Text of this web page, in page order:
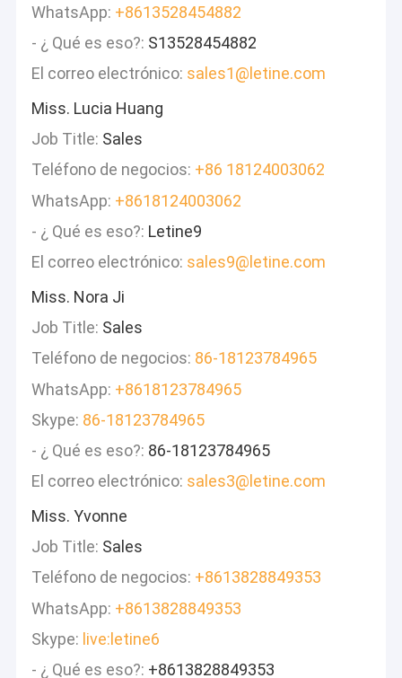
En casa
Productos
WhatsApp: +8613528454882
- ¿ Qué es eso?: S13528454882
El correo electrónico: sales1@letine.com
Miss. Lucia Huang
Job Title: Sales
Teléfono de negocios: +86 18124003062
WhatsApp: +8618124003062
- ¿ Qué es eso?: Letine9
El correo electrónico: sales9@letine.com
Miss. Nora Ji
Job Title: Sales
Teléfono de negocios: 86-18123784965
WhatsApp: +8618123784965
Skype: 86-18123784965
- ¿ Qué es eso?: 86-18123784965
El correo electrónico: sales3@letine.com
Miss. Yvonne
Job Title: Sales
Teléfono de negocios: +8613828849353
WhatsApp: +8613828849353
Skype: live:letine6
- ¿ Qué es eso?: +8613828849353
subsidiarias(También llamada " Leiqing technology co., Ltd)
fundada en 1998, se convirtió en un distribuidor de minería
global líder y proveedor de soluciones de minería verde desde
2015,con más de 19 años de membresía en Alibaba Gold y